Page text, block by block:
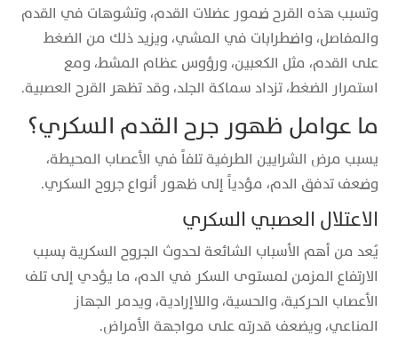
وتسبب هذه القرح ضمور عضلات القدم، وتشوهات في القدم
والمفاصل، واضطرابات في المشي، ويزيد ذلك من الضغط
على القدم، مثل الكعبين، ورؤوس عظام المشط، ومع
استمرار الضغط، تزداد سماكة الجلد، وقد تظهر القرح العصبية.
ما عوامل ظهور جرح القدم السكري؟
يسبب مرض الشرايين الطرفية تلفاً في الأعصاب المحيطة،
وضعف تدفق الدم، مؤدياً إلى ظهور أنواع جروح السكري.
الاعتلال العصبي السكري
يُعد من أهم الأسباب الشائعة لحدوث الجروح السكرية بسبب
الارتفاع المزمن لمستوى السكر في الدم، ما يؤدي إلى تلف
الأعصاب الحركية، والحسية، واللاإرادية، ويدمر الجهاز
المناعي، ويضعف قدرته على مواجهة الأمراض.